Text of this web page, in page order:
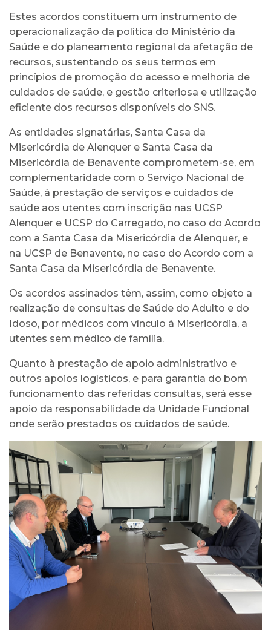
Estes acordos constituem um instrumento de
operacionalização da política do Ministério da
Saúde e do planeamento regional da afetação de
recursos, sustentando os seus termos em
princípios de promoção do acesso e melhoria de
cuidados de saúde, e gestão criteriosa e utilização
eficiente dos recursos disponíveis do SNS.
As entidades signatárias, Santa Casa da
Misericórdia de Alenquer e Santa Casa da
Misericórdia de Benavente comprometem-se, em
complementaridade com o Serviço Nacional de
Saúde, à prestação de serviços e cuidados de
saúde aos utentes com inscrição nas UCSP
Alenquer e UCSP do Carregado, no caso do Acordo
com a Santa Casa da Misericórdia de Alenquer, e
na UCSP de Benavente, no caso do Acordo com a
Santa Casa da Misericórdia de Benavente.
Os acordos assinados têm, assim, como objeto a
realização de consultas de Saúde do Adulto e do
Idoso, por médicos com vínculo à Misericórdia, a
utentes sem médico de família.
Quanto à prestação de apoio administrativo e
outros apoios logísticos, e para garantia do bom
funcionamento das referidas consultas, será esse
apoio da responsabilidade da Unidade Funcional
onde serão prestados os cuidados de saúde.